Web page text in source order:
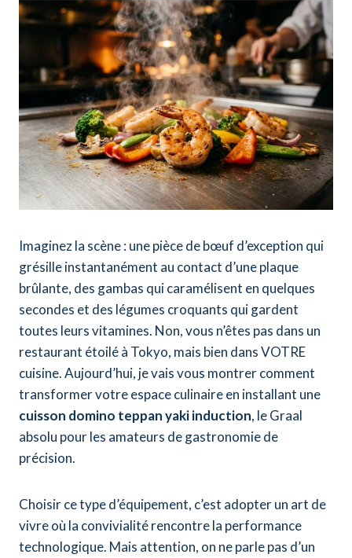
Imaginez la scène : une pièce de bœuf d’exception qui
grésille instantanément au contact d’une plaque
brûlante, des gambas qui caramélisent en quelques
secondes et des légumes croquants qui gardent
toutes leurs vitamines. Non, vous n’êtes pas dans un
restaurant étoilé à Tokyo, mais bien dans VOTRE
cuisine. Aujourd’hui, je vais vous montrer comment
transformer votre espace culinaire en installant une
cuisson domino teppan yaki induction, le Graal
absolu pour les amateurs de gastronomie de
précision.
Choisir ce type d’équipement, c’est adopter un art de
vivre où la convivialité rencontre la performance
technologique. Mais attention, on ne parle pas d’un